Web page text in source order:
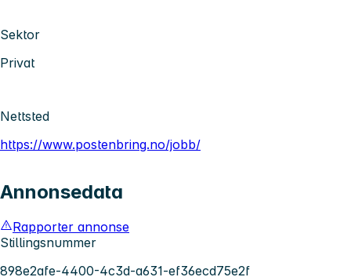
Sektor
Privat
Nettsted
https://www.postenbring.no/jobb/
Annonsedata
Rapporter annonse
Stillingsnummer
898e2afe-4400-4c3d-a631-ef36ecd75e2f